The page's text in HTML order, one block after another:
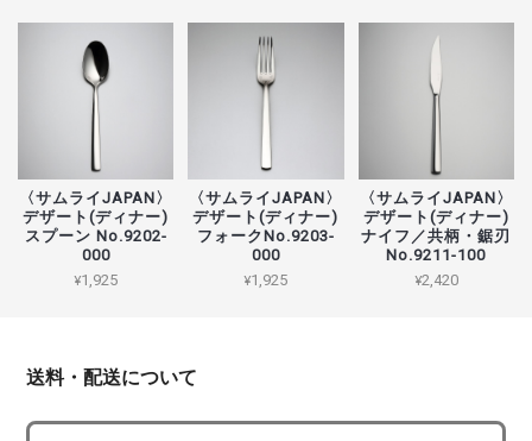
〈サムライJAPAN〉
デザート(ディナー)
スプーン No.9202-
000
¥1,925
〈サムライJAPAN〉
デザート(ディナー)
フォークNo.9203-
000
¥1,925
〈サムライJAPAN〉
デザート(ディナー)
ナイフ／共柄・鋸刃
No.9211-100
¥2,420
送料・配送について